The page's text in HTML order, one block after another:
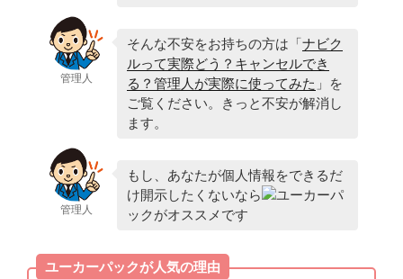
管理人
そんな不安をお持ちの方は「ナビク
ルって実際どう？キャンセルでき
る？管理人が実際に使ってみた 」を
ご覧ください。きっと不安が解消し
ます。
管理人
もし、あなたが個人情報をできるだ
け開示したくないなら
ユーカーパ
ックがオススメです
ユーカーパックが人気の理由